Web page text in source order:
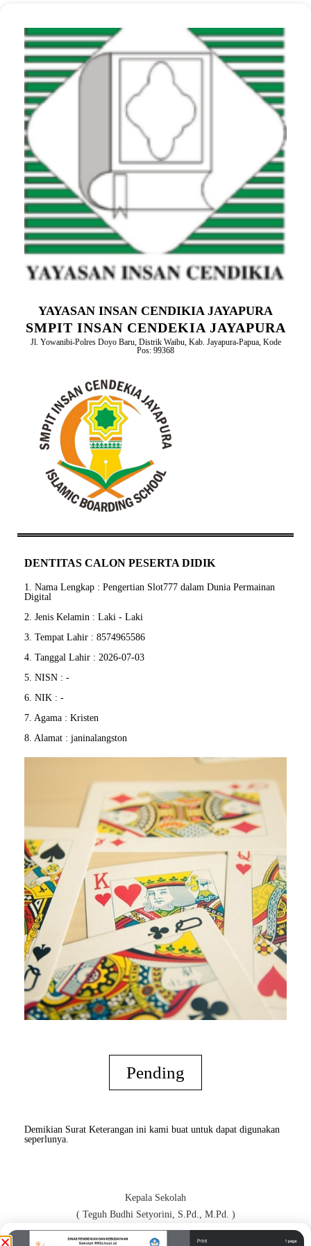
YAYASAN INSAN CENDIKIA JAYAPURA
SMPIT INSAN CENDEKIA JAYAPURA
Jl. Yowanibi-Polres Doyo Baru, Distrik Waibu, Kab. Jayapura-Papua, Kode
Pos: 99368
DENTITAS CALON PESERTA DIDIK
1. Nama Lengkap : Pengertian Slot777 dalam Dunia Permainan
Digital
2. Jenis Kelamin : Laki - Laki
3. Tempat Lahir : 8574965586
4. Tanggal Lahir : 2026-07-03
5. NISN : -
6. NIK : -
7. Agama : Kristen
8. Alamat : janinalangston
Pending
Demikian Surat Keterangan ini kami buat untuk dapat digunakan
seperlunya.
Kepala Sekolah
( Teguh Budhi Setyorini, S.Pd., M.Pd. )
Orang Tua / Wali*